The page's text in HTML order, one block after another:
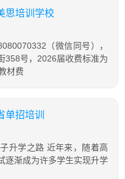
思培训学校
（微信同号），
358号，2026届收费标准为
材费
招培训
升学之路 近年来，随着高
逐渐成为许多学生实现升学